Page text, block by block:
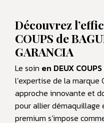
Découvrez
COUPS de
GARANCIA
Le soin en DEUX
l’expertise de la marque
approche innovante et
pour allier
premium s’impose